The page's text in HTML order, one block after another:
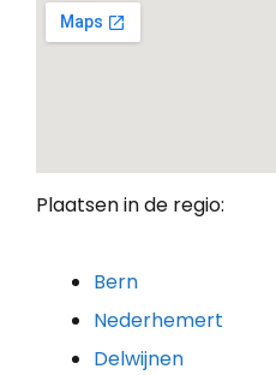
Plaatsen in de regio:
Bern
Nederhemert
Delwijnen